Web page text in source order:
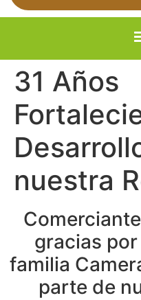
31 Años
nuestra
gracias
familia
parte de